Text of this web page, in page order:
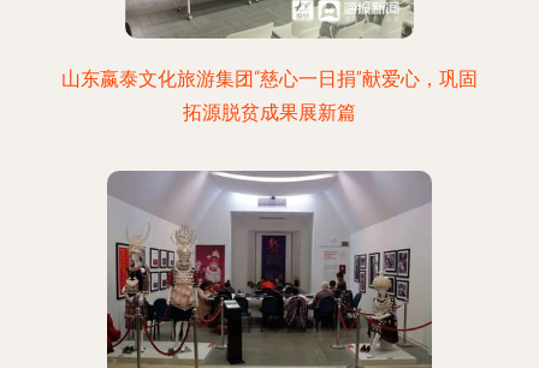
山东嬴泰文化旅游集团“慈心一日捐”献爱心，巩固
拓源脱贫成果展新篇